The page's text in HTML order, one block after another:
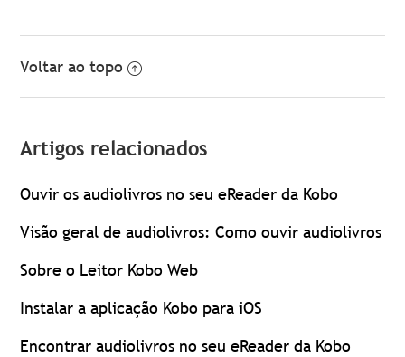
Voltar ao topo
Artigos relacionados
Ouvir os audiolivros no seu eReader da Kobo
Visão geral de audiolivros: Como ouvir audiolivros
Sobre o Leitor Kobo Web
Instalar a aplicação Kobo para iOS
Encontrar audiolivros no seu eReader da Kobo